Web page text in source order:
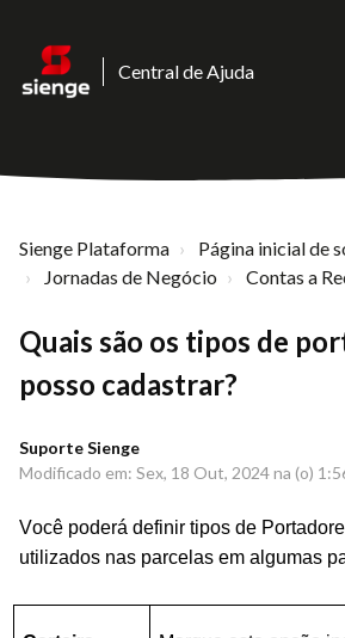
Central de Ajuda
Sienge Plataforma
Página inicial de
Jornadas de Negócio
Contas a
Quais são os tipos de
posso cadastrar?
Suporte Sienge
Modificado em: Sex, 18 Out, 2024 na (o)
Você poderá definir tipos de
utilizados nas parcelas em algumas